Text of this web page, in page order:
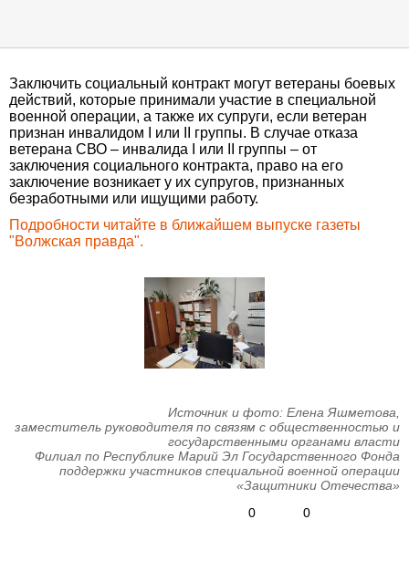
Заключить социальный контракт могут ветераны боевых
действий, которые принимали участие в специальной
военной операции, а также их супруги, если ветеран
признан инвалидом I или II группы. В случае отказа
ветерана СВО – инвалида I или II группы – от
заключения социального контракта, право на его
заключение возникает у их супругов, признанных
безработными или ищущими работу.
Подробности читайте в ближайшем выпуске газеты
"Волжская правда".
Источник и фото: Елена Яшметова,
заместитель руководителя по связям с общественностью и
государственными органами власти
Филиал по Республике Марий Эл Государственного Фонда
поддержки участников специальной военной операции
«Защитники Отечества»
0
0